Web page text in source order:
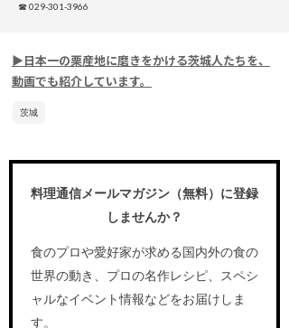
☎ 029-301-3966
▶日本一の栗産地に磨きをかける茨城人たちを、
動画でも紹介しています。
茨城
料理通信メールマガジン（無料）に登録
しませんか？
食のプロや愛好家が求める国内外の食の
世界の動き、プロの名作レシピ、スペシ
ャルなイベント情報などをお届けしま
す。